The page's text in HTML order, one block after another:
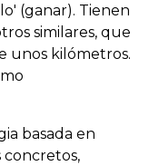
(ganar). Tienen
similares, que
unos kilómetros.
basada en
concretos,